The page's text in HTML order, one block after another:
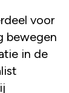
voor
bewegen
in de